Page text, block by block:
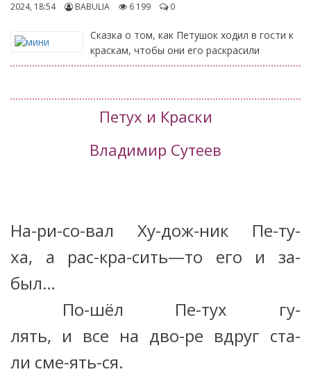
2024, 18:54
BABULIA 6 199 0
Сказка о том, как Петушок ходил в гости к
краскам, чтобы они его раскрасили
Петух и Краски
Владимир Сутеев
На-ри-со-вал Ху-дож-ник Пе-ту-
ха, а рас-кра-сить—то его и за-
был…
По-шёл Пе-тух гу-
лять, и все на дво-ре вдруг ста-
ли сме-ять-ся.